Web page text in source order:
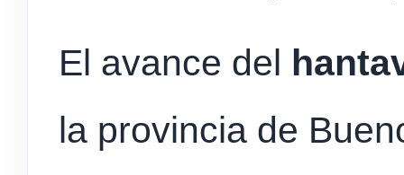
El avance del
la provincia de